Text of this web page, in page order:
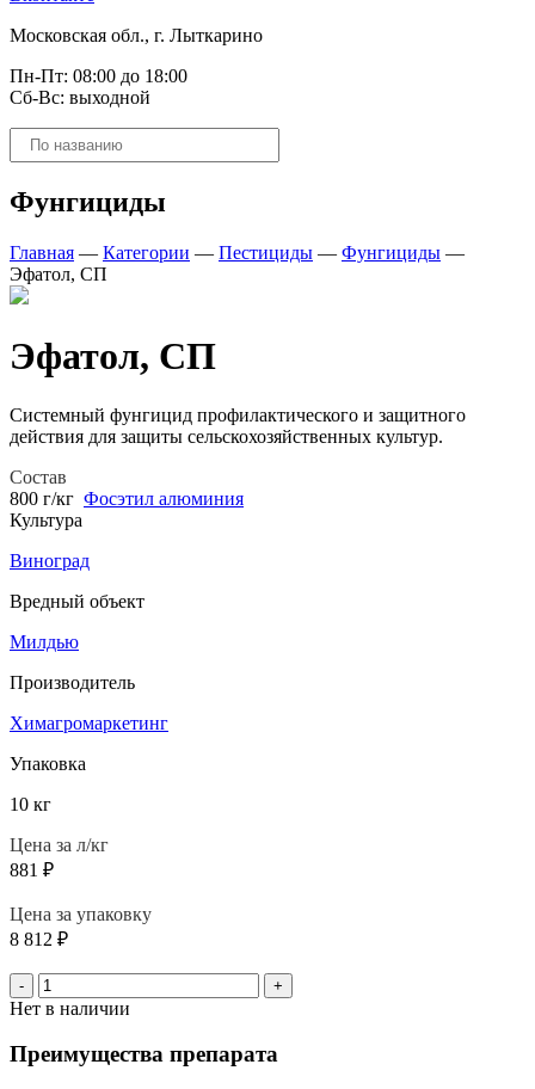
Московская обл., г. Лыткарино
Пн-Пт: 08:00 до 18:00
Сб-Вс: выходной
Поиск
товаров
Фунгициды
Главная — Категории — Пестициды — Фунгициды —
Эфатол, СП
Эфатол, СП
Системный фунгицид профилактического и защитного
действия для защиты сельскохозяйственных культур.
Состав
800 г/кг Фосэтил алюминия
Культура
Виноград
Вредный объект
Милдью
Производитель
Химагромаркетинг
Упаковка
10 кг
Цена за л/кг
881 ₽
Цена за упаковку
8 812 ₽
- +
Нет в наличии
Преимущества препарата